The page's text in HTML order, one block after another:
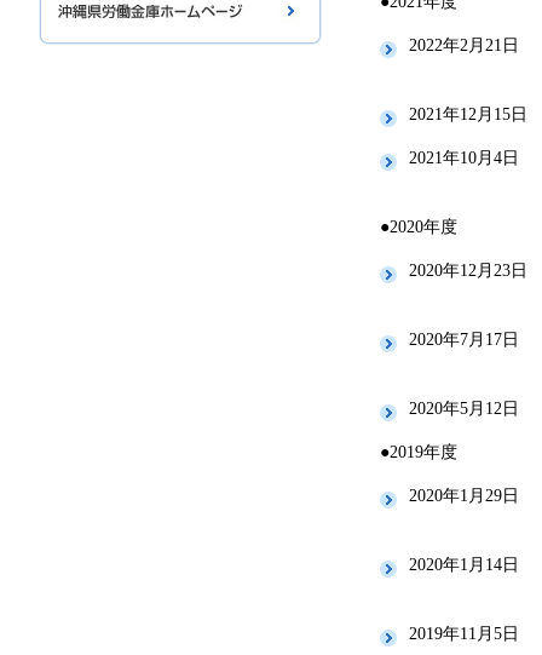
2022年2月21日
2021年12月15日
2021年10月4日
●2020年度
2020年12月23日
2020年7月17日
2020年5月12日
●2019年度
2020年1月29日
2020年1月14日
2019年11月5日